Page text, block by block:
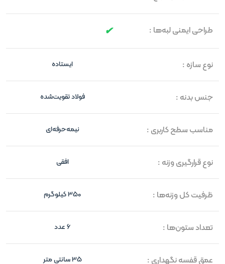
طراحی ایمنی لبه‌ها :
نوع سازه : ایستاده
جنس بدنه : فولاد تقویت‌شده
مناسب سطح کاربری : نیمه‌حرفه‌ای
نوع قرارگیری وزنه : افقی
ظرفیت کل وزنه‌ها : 350 کیلوگرم
تعداد ستون‌ها : 6 عدد
عمق قفسه نگهداری : 35 سانتی متر